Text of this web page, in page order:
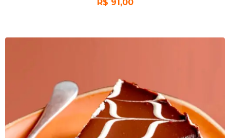
R$ 91,00